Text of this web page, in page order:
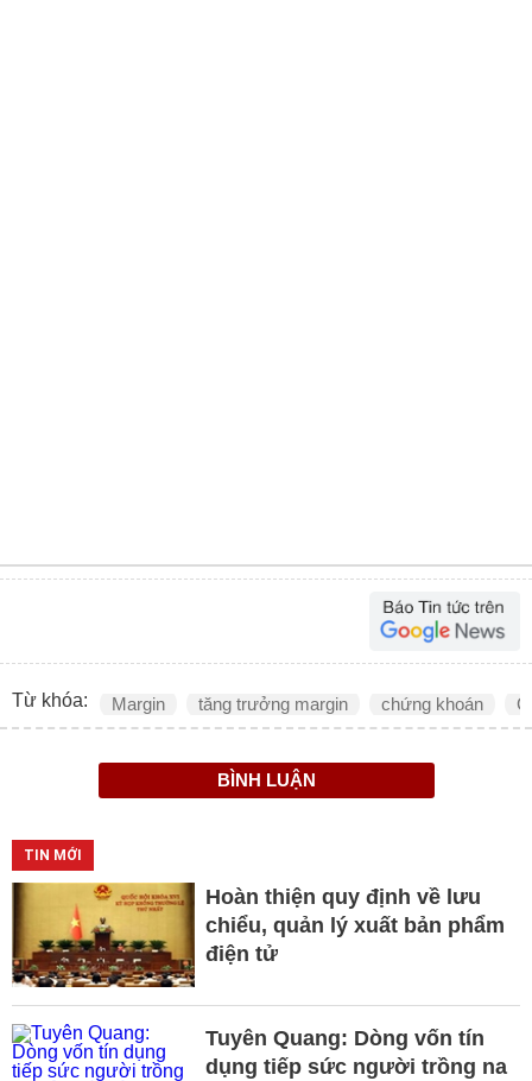
Từ khóa: Margin tăng trưởng margin chứng khoán
BÌNH LUẬN
TIN MỚI
Hoàn thiện quy định về lưu
chiểu, quản lý xuất bản phẩm
điện tử
Tuyên Quang: Dòng vốn tín
dụng tiếp sức người trồng na